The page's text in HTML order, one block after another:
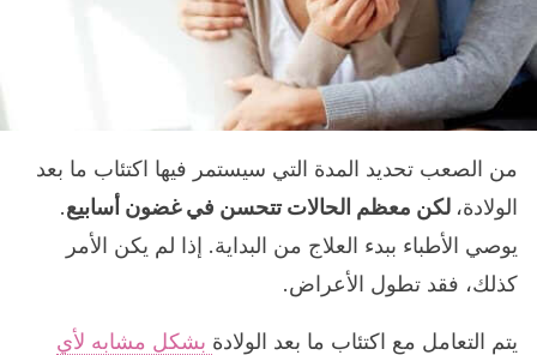
من الصعب تحديد المدة التي سيستمر فيها اكتئاب ما بعد
الولادة، لكن معظم الحالات تتحسن في غضون أسابيع.
يوصي الأطباء ببدء العلاج من البداية. إذا لم يكن الأمر
كذلك، فقد تطول الأعراض.
يتم التعامل مع اكتئاب ما بعد الولادة بشكل مشابه لأي